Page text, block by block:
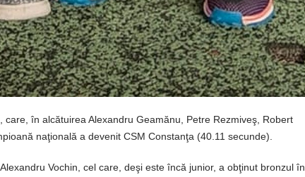
în alcătuirea Alexandru Geamănu, Petre Rezmiveş, Robert
naţională a devenit CSM Constanţa (40.11 secunde).
Vochin, cel care, deşi este încă junior, a obţinut bronzul în